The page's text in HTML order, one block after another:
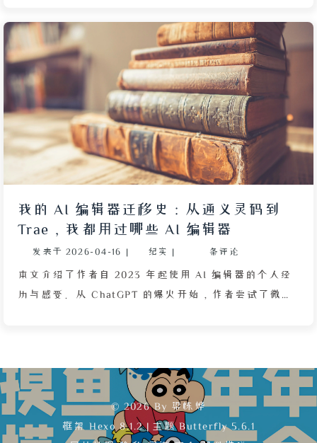
更为灵活。近期因 Trae 引入高价排队机制而放弃使
用，转而重新关注 iFlow CLI 但渴望更优的开源替代
品。在社交媒体上发现由非专业出身的开发者 Hunter
Bown 创建的 DeepSeek TUI，这是一款开源社区出品
的命令行 Agent 工具。安装通过 npm 一行命令完成，
初始化界面支持语言选择与 API Key 输入，默认使用
DeepSeek V4 Pro 并自动根据任务切换至 V4 Flash 以
节省成本。其左侧面板实时展示 AI 当前操作、错误信
进展。作者利用该工具解决了之前由同一模型在 iFlow
CLI 中编写的有问题的 PJAX 友链代码，实现了“自己
修复自己 Bug”的效果。最后作者计划用 DeepSeek
TUI 基于 SMTP 和 RSS 为静态网站搭建文章更新邮件
提醒功能，旨在提供更纯粹、不依赖第三方平台的订阅
我的 AI 编辑器迁移史：从通义灵码到
Trae，我都用过哪些 AI 编辑器
发表于 2026-04-16 | 纪实 | 条评论
本文介绍了作者自 2023 年起使用 AI 编辑器的个人经
历与感受。从 ChatGPT 的爆火开始，作者尝试了微软
程体验，同时尝试写博客并最终选择 Trae 作为主力编
辑器。文章还提及了 Trae 的 SOLO 模式、已合并的
iFlow CLI 等创新工具，对比了它们的稳定性、免费程
度与使用体验，分享了配置过程中的困难与个人偏好，
© 2026 By 梁栋烨
框架Hexo 8.1.2 | 主题Butterfly 5.6.1